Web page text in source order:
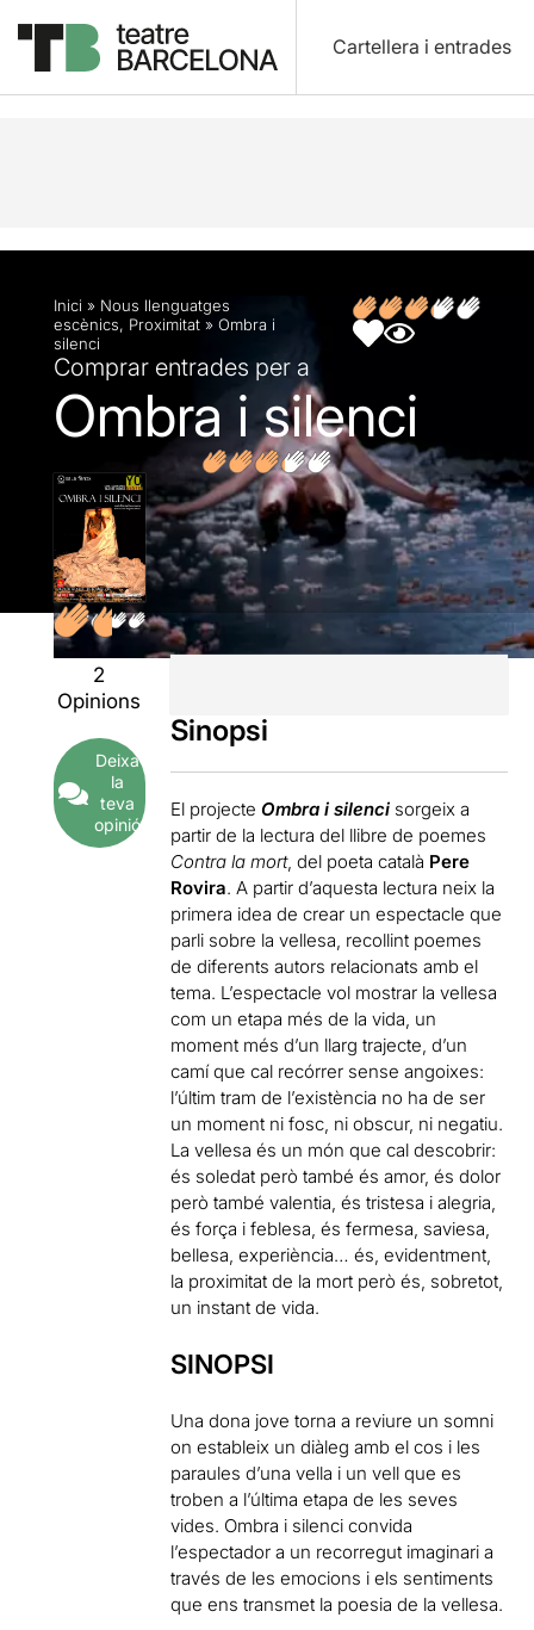
Cartellera i entrades
Descripció Fitxa artística Opinions
Inici » Nous llenguatges
escènics, Proximitat » Ombra i
silenci
Comprar entrades per a
Ombra i silenci
2
Opinions
Deixa
la
teva
opinió
Sinopsi
El projecteOmbra i silenci sorgeix a
partir de la lectura del llibre de poemes
Contra la mort, del poeta català Pere
Rovira. A partir d’aquesta lectura neix la
primera idea de crear un espectacle que
parli sobre la vellesa, recollint poemes
de diferents autors relacionats amb el
tema. L’espectacle vol mostrar la vellesa
com un etapa més de la vida, un
moment més d’un llarg trajecte, d’un
camí que cal recórrer sense angoixes:
l’últim tram de l’existència no ha de ser
un moment ni fosc, ni obscur, ni negatiu.
La vellesa és un món que cal descobrir:
és soledat però també és amor, és dolor
però també valentia, és tristesa i alegria,
és força i feblesa, és fermesa, saviesa,
bellesa, experiència… és, evidentment,
la proximitat de la mort però és, sobretot,
un instant de vida.
SINOPSI
Una dona jove torna a reviure un somni
on estableix un diàleg amb el cos i les
paraules d’una vella i un vell que es
troben a l’última etapa de les seves
vides. Ombra i silenci convida
l’espectador a un recorregut imaginari a
través de les emocions i els sentiments
que ens transmet la poesia de la vellesa.